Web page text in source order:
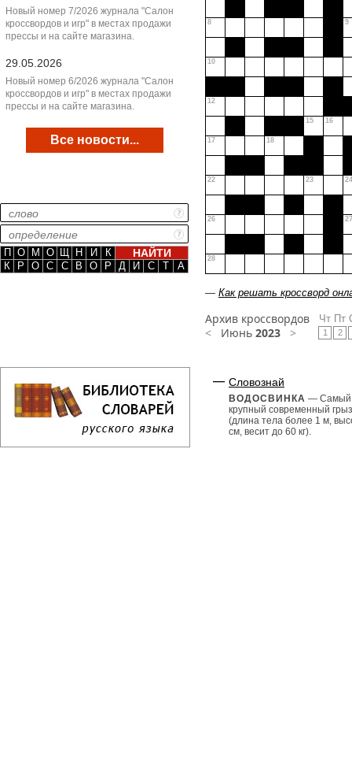
Новый номер 7/2026 журнала "Салон
кроссвордов и игр" в местах продажи
прессы и на сайте магазина.
29.05.2026
Новый номер 6/2026 журнала "Салон
кроссвордов и игр" в местах продажи
прессы и на сайте магазина.
Все новости...
П О М О Щ Н И
К
К
Р О С С В О Р Д И С Т А
8 9
10
12
15 16
17 18
22 23 24
26 27
28
— Как решать кроссворд
Архив кроссвордов
< Июнь 2023 >
Чт
1
Пт
2
Словознай
ВОДОСВИНКА — Самый
крупный современный
(длина тела более 1 м,
см, весит до 60 кг).